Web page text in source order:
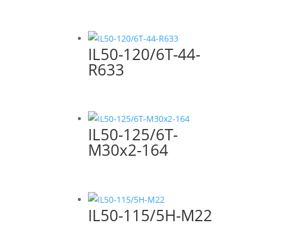
IL50-120/6T-44-
R633
IL50-125/6T-
M30x2-164
IL50-115/5H-M22